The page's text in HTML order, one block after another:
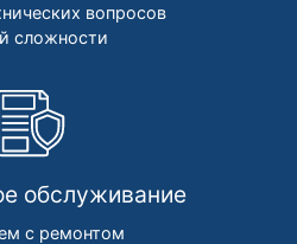
вопросов
сложности
обслуживание
с ремонтом